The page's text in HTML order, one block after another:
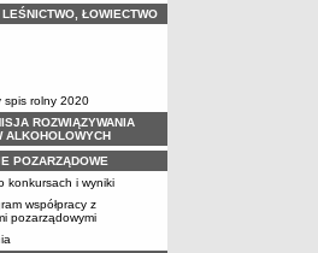
ŁOWIECTWO
spis rolny 2020
ROZWIĄZYWANIA
ALKOHOLOWYCH
POZARZĄDOWE
konkursach i wyniki
współpracy z
pozarządowymi